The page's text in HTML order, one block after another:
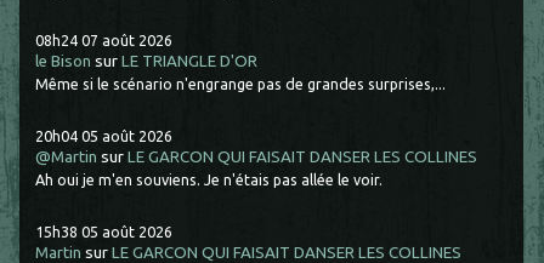
08h24 07 août 2026
le Bison surLE TRIANGLE D'OR
Même si le scénario n'engrange pas de grandes surprises,...
20h04 05 août 2026
@Martin surLE GARCON QUI FAISAIT DANSER LES COLLINES
Ah oui je m'en souviens. Je n'étais pas allée le voir.
15h38 05 août 2026
Martin surLE GARCON QUI FAISAIT DANSER LES COLLINES